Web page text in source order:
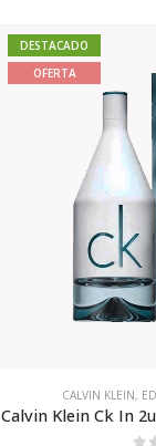
DESTACADO
OFERTA
CALVIN KLEIN,
Calvin Klein Ck In